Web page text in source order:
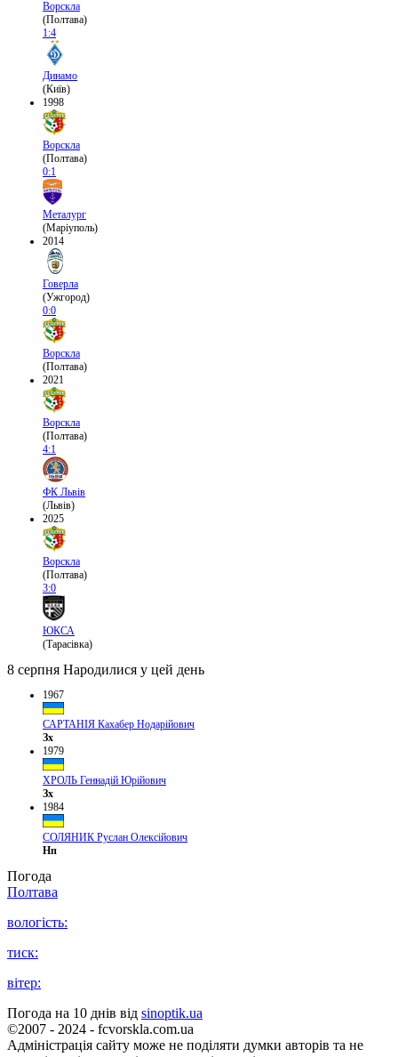
Ворскла
(Полтава)
1:4
Динамо
(Київ)
1998
Ворскла
(Полтава)
0:1
Металург
(Маріуполь)
2014
Говерла
(Ужгород)
0:0
Ворскла
(Полтава)
2021
Ворскла
(Полтава)
4:1
ФК Львів
(Львів)
2025
Ворскла
(Полтава)
3:0
ЮКСА
(Тарасівка)
8 серпня Народилися у цей день
1967
САРТАНІЯ Кахабер Нодарійович
Зх
1979
ХРОЛЬ Геннадій Юрійович
Зх
1984
СОЛЯНИК Руслан Олексійович
Нп
Погода
Полтава
вологість:
тиск:
вітер:
Погода на 10 днів від sinoptik.ua
©2007 - 2024 - fcvorskla.com.ua
Адміністрація сайту може не поділяти думки авторів та не